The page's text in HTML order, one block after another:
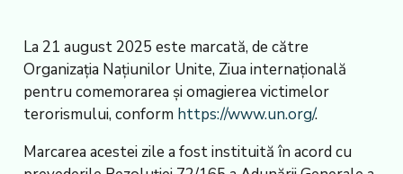
La 21 august 2025 este marcată, de către
Organizația Națiunilor Unite, Ziua internațională
pentru comemorarea și omagierea victimelor
terorismului, conform https://www.un.org/.
Marcarea acestei zile a fost instituită în acord cu